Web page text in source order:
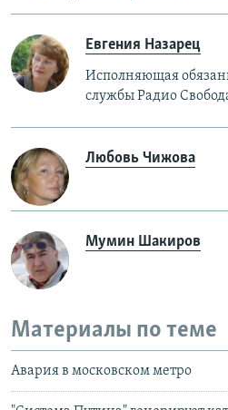
Евгения Назарец
Исполняющая
службы Радио
Любовь Чижова
Мумин Шакиров
Материалы по теме
Авария в московском метро